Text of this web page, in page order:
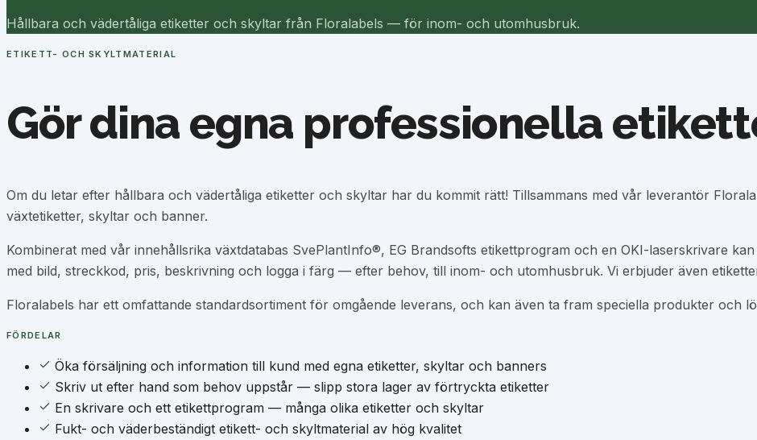
Hållbara och vädertåliga etiketter och skyltar från Floralabels — för inom- och utomhusbruk.
ETIKETT- OCH SKYLTMATERIAL
Gör dina egna professionella
Om du letar efter hållbara och vädertåliga etiketter och skyltar har du kommit rätt! Tillsammans med vår leverantör
växtetiketter, skyltar och banner.
Kombinerat med vår innehållsrika växtdatabas SvePlantInfo®, EG Brandsofts etikettprogram och en OKI-laserskrivare
med bild, streckkod, pris, beskrivning och logga i färg — efter behov, till inom- och utomhusbruk. Vi erbjuder även
Floralabels har ett omfattande standardsortiment för omgående leverans, och kan även ta fram speciella produkter och
FÖRDELAR
Öka försäljning och information till kund med egna etiketter, skyltar och banners
Skriv ut efter hand som behov uppstår — slipp stora lager av förtryckta etiketter
En skrivare och ett etikettprogram — många olika etiketter och skyltar
Fukt- och väderbeständigt etikett- och skyltmaterial av hög kvalitet